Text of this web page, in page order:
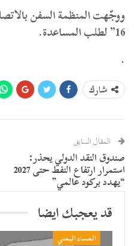
16” لطلب المساعدة.
.
شارك
المقال السابق
صندوق النقد الدولي يحذر:
استمرار ارتفاع النفط حتى 2027
“يهدد بركود عالمي”
قد يعجبك ايضا
المساء اليمني